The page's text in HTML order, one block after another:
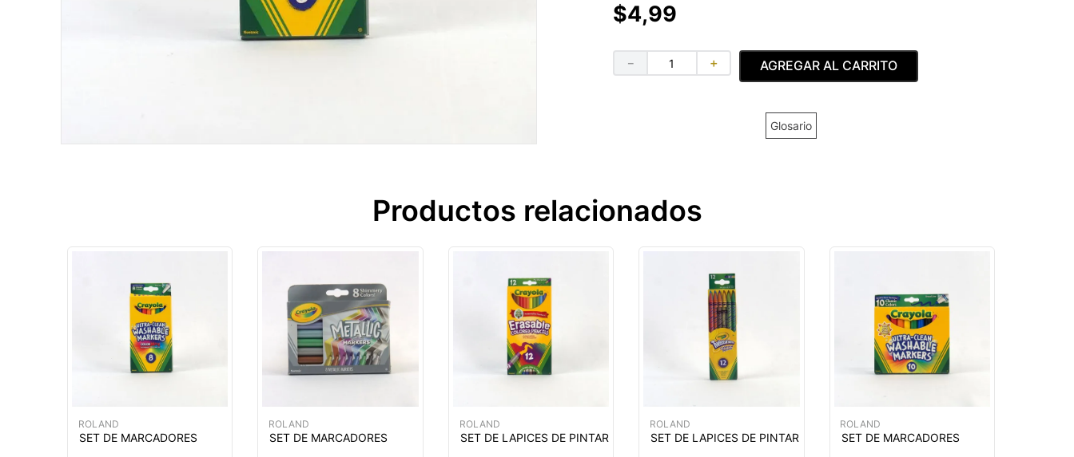
$4,99
＋
－ AGREGAR AL CARRITO
Glosario
Productos relacionados
ROLAND
SET DE MARCADORES
ROLAND
SET DE MARCADORES
ROLAND
SET DE LAPICES DE PINTAR
ROLAND
SET DE LAPICES DE PINTAR
ROLAND
SET DE MARCADORES